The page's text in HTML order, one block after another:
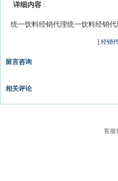
详细内容 ：
统一饮料经销代理统一饮料经销代
[经销
留言咨询
相关评论
客服